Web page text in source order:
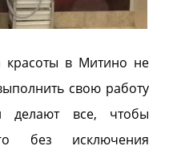
в Митино не
свою работу
все, чтобы
без исключения